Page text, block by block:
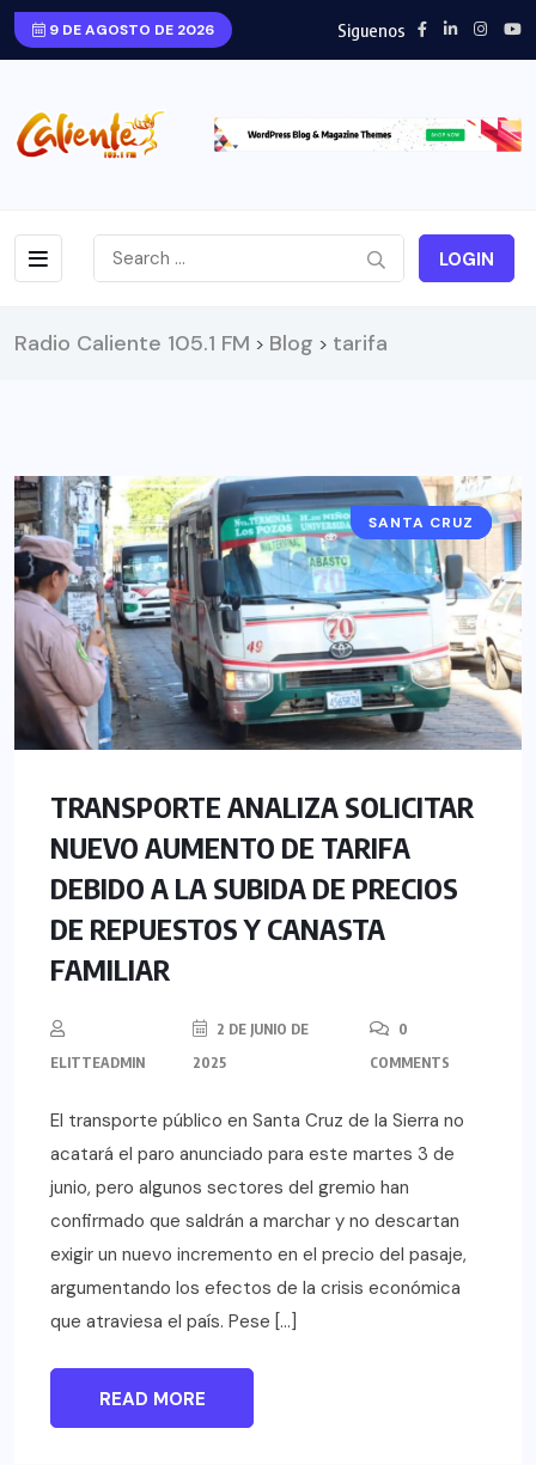
9 DE AGOSTO DE 2026 Siguenos
LOGIN
Radio Caliente 105.1 FM > Blog > tarifa
ECONOMÍA
NOTICIAS
SANTA CRUZ
TRANSPORTE ANALIZA SOLICITAR
NUEVO AUMENTO DE TARIFA
DEBIDO A LA SUBIDA DE PRECIOS
DE REPUESTOS Y CANASTA
FAMILIAR
ELITTEADMIN
2 DE JUNIO DE
2025
0
COMMENTS
El transporte público en Santa Cruz de la Sierra no
acatará el paro anunciado para este martes 3 de
junio, pero algunos sectores del gremio han
confirmado que saldrán a marchar y no descartan
exigir un nuevo incremento en el precio del pasaje,
argumentando los efectos de la crisis económica
que atraviesa el país. Pese […]
READ MORE